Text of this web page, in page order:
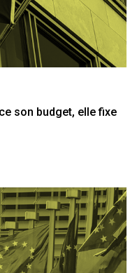
son budget, elle fixe